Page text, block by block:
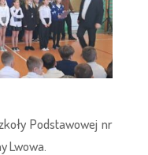
Podstawowej nr
Lwowa.